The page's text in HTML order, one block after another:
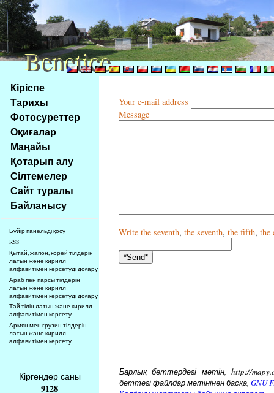
Na
obsah
stránky
Klávesové
zkratky
tomto
webu
základní
Hlavní
strana
Кіріспе
Тарихы
Фотосуреттер
Оқиғалар
Маңайы
Қотарып алу
Сілтемелер
Сайт туралы
Байланысу
Бүйір панельді қосу
RSS
Қытай, жапон, корей тілдерін
латын және кирилл
алфавитімен көрсетуді доғару
Араб пен парсы тілдерін
латын және кирилл
алфавитімен көрсетуді доғару
Тай тілін латын және кирилл
алфавитімен көрсету
Армян мен грузин тілдерін
латын және кирилл
алфавитімен көрсету
Your e-mail address
Message
Write the seventh, the seventh, the fifth, the
Кіргендер саны
9128
Барлық беттердегі мәтін, http://
беттегі файлдар мәтінінен басқа, GNU
Benetice
Benetice